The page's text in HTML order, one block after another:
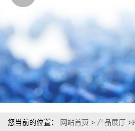
您当前的位置： 网站首页 > 产品展厅 >